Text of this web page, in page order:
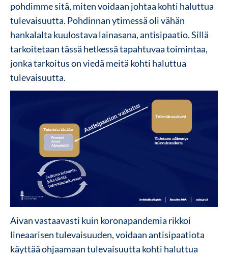
pohdimme sitä, miten voidaan johtaa kohti haluttua
tulevaisuutta. Pohdinnan ytimessä oli vähän
hankalalta kuulostava lainasana, antisipaatio. Sillä
tarkoitetaan tässä hetkessä tapahtuvaa toimintaa,
jonka tarkoitus on viedä meitä kohti haluttua
tulevaisuutta.
Aivan vastaavasti kuin koronapandemia rikkoi
lineaarisen tulevaisuuden, voidaan antisipaatiota
käyttää ohjaamaan tulevaisuutta kohti haluttua